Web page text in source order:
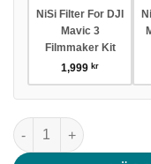
NiSi Filter For DJI
Mavic 3
Filmmaker Kit
1,999 kr
NiSi Filter For DJI